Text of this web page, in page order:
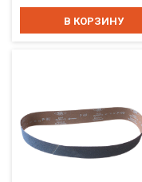
В КОРЗИНУ